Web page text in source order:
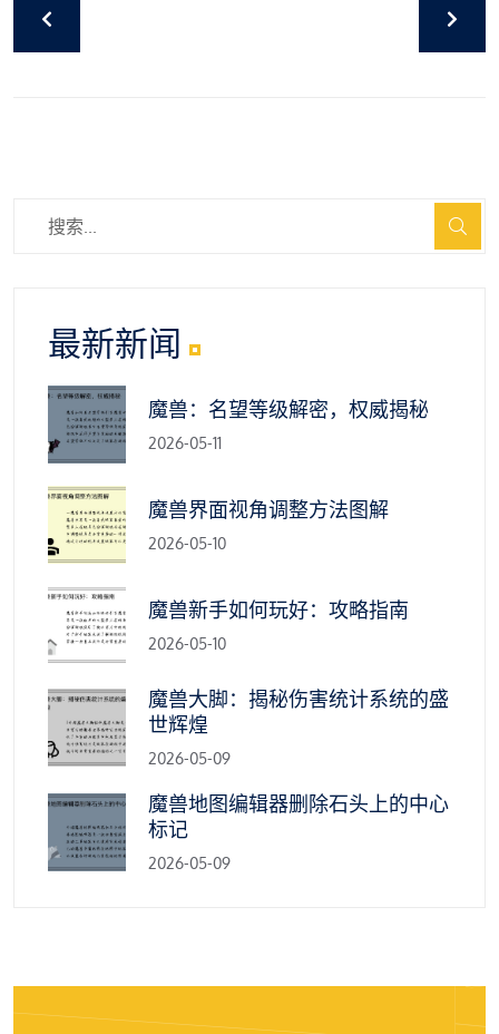
最新新闻
魔兽：名望等级解密，权威揭秘
2026-05-11
魔兽界面视角调整方法图解
2026-05-10
魔兽新手如何玩好：攻略指南
2026-05-10
魔兽大脚：揭秘伤害统计系统的盛
世辉煌
2026-05-09
魔兽地图编辑器删除石头上的中心
标记
2026-05-09